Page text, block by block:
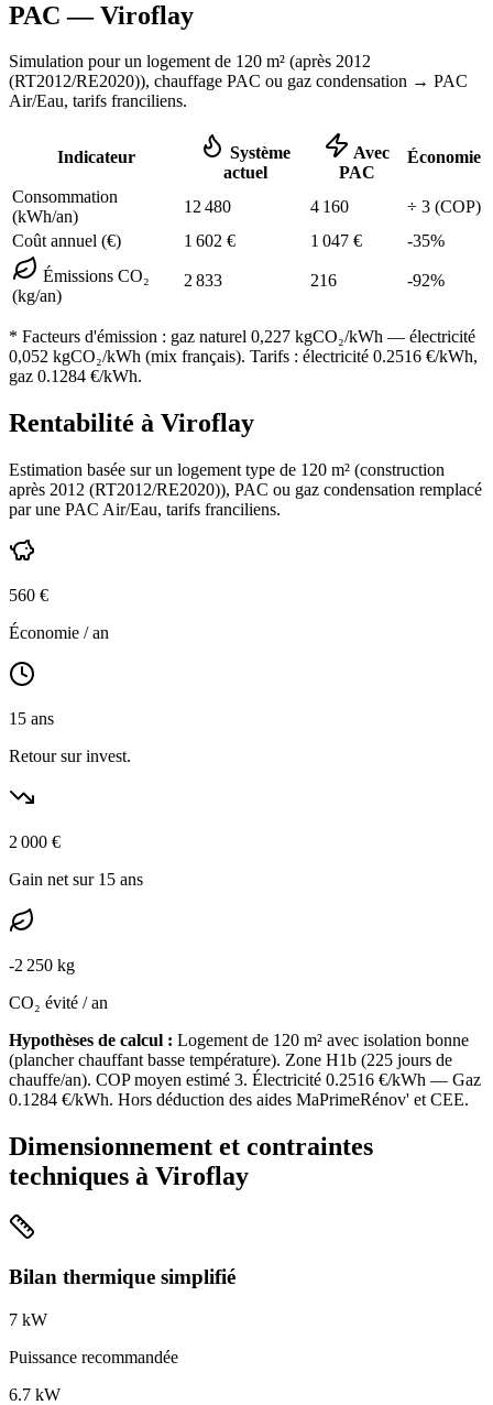
PAC —Viroflay
Simulation pour un logement de 120 m² (après 2012
(RT2012/RE2020)), chauffage PAC ou gaz condensation → PAC
Air/Eau, tarifs franciliens.
Indicateur
Système
actuel
Avec
PAC
Économie
Consommation
(kWh/an)
12 480 4 160 ÷ 3 (COP)
Coût annuel (€)
1 602 € 1 047 € -35%
Émissions CO₂
(kg/an)
2 833 216 -92%
* Facteurs d'émission : gaz naturel 0,227 kgCO₂/kWh — électricité
0,052 kgCO₂/kWh (mix français). Tarifs : électricité 0.2516 €/kWh,
gaz 0.1284 €/kWh.
Rentabilité à Viroflay
Estimation basée sur un logement type de 120 m² (construction
après 2012 (RT2012/RE2020)), PAC ou gaz condensation remplacé
par une PAC Air/Eau, tarifs franciliens.
560 €
Économie / an
15 ans
Retour sur invest.
2 000 €
Gain net sur 15 ans
-2 250 kg
CO₂ évité / an
Hypothèses de calcul : Logement de 120 m² avec isolation bonne
(plancher chauffant basse température). Zone H1b (225 jours de
chauffe/an). COP moyen estimé 3. Électricité 0.2516 €/kWh — Gaz
0.1284 €/kWh. Hors déduction des aides MaPrimeRénov' et CEE.
Dimensionnement et contraintes
techniques à Viroflay
Bilan thermique simplifié
7 kW
Puissance recommandée
6.7 kW